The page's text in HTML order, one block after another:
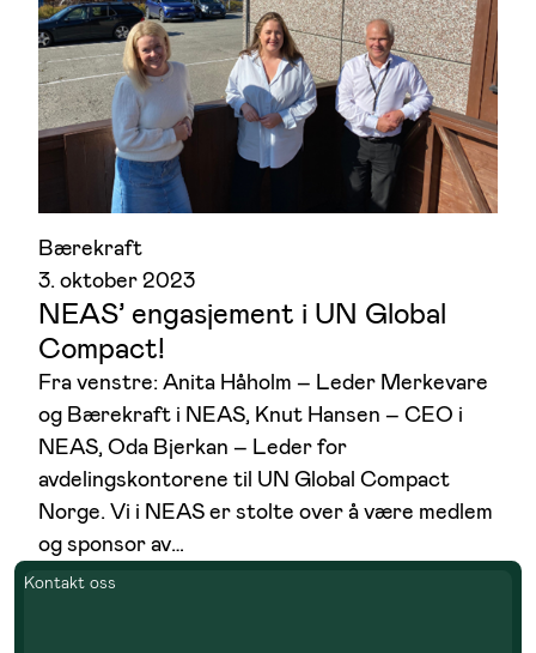
Bærekraft
3. oktober 2023
NEAS’ engasjement i UN Global
Compact!
Fra venstre: Anita Håholm – Leder Merkevare
og Bærekraft i NEAS, Knut Hansen – CEO i
NEAS, Oda Bjerkan – Leder for
avdelingskontorene til UN Global Compact
Norge. Vi i NEAS er stolte over å være medlem
og sponsor av…
Kontakt oss